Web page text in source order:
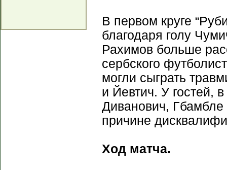
В первом круге
благодаря голу
Рахимов больше
сербского
могли сыграть
и Йевтич. У гостей,
Диванович, Гбамбле
причине
Ход матча.